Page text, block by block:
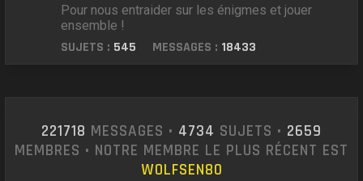
Pour nous entraider sur les énigmes et jouer
ensemble !
SUJETS : 545 MESSAGES : 18433
221718 MESSAGES • 4734 SUJETS • 2659
MEMBRES • NOTRE MEMBRE LE PLUS RÉCENT EST
WOLFSEN80